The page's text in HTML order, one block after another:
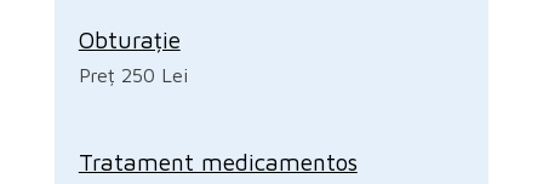
Obturație
Preț 250 Lei
Tratament medicamentos